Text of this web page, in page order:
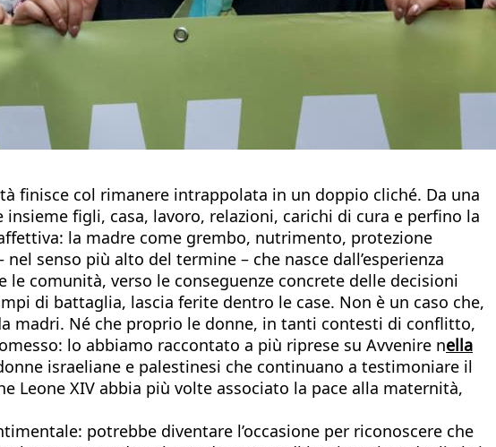
finisce col rimanere intrappolata in un doppio cliché. Da una
figli, casa, lavoro, relazioni, carichi di cura e perfino la
la madre come grembo, nutrimento, protezione
senso più alto del termine – che nasce dall’esperienza
comunità, verso le conseguenze concrete delle decisioni
di battaglia, lascia ferite dentro le case. Non è un caso che,
madri. Né che proprio le donne, in tanti contesti di conflitto,
lo abbiamo raccontato a più riprese su Avvenire nella
israeliane e palestinesi che continuano a testimoniare il
Leone XIV abbia più volte associato la pace alla maternità,
potrebbe diventare l’occasione per riconoscere che